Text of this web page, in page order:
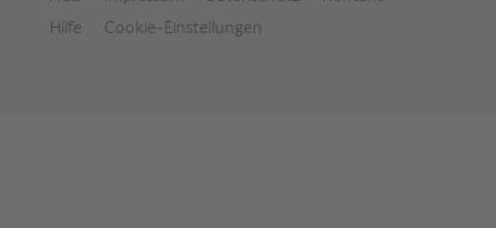
Meta
Hilfe
Cookie-Einstellungen